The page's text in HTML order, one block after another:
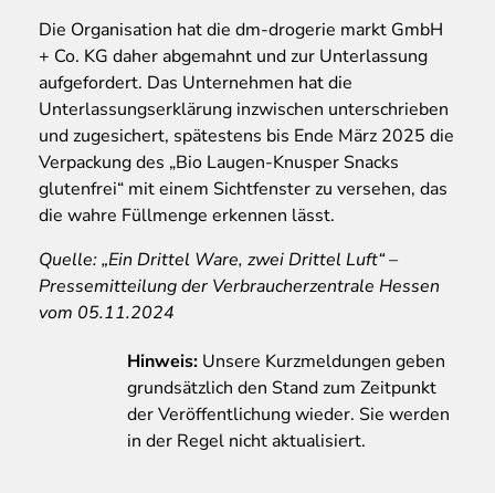
Die Organisation hat die dm-drogerie markt GmbH
+ Co. KG daher abgemahnt und zur Unterlassung
aufgefordert. Das Unternehmen hat die
Unterlassungserklärung inzwischen unterschrieben
und zugesichert, spätestens bis Ende März 2025 die
Verpackung des „Bio Laugen-Knusper Snacks
glutenfrei“ mit einem Sichtfenster zu versehen, das
die wahre Füllmenge erkennen lässt.
Quelle: „Ein Drittel Ware, zwei Drittel Luft“ –
Pressemitteilung der Verbraucherzentrale Hessen
vom 05.11.2024
Hinweis: Unsere Kurzmeldungen geben
grundsätzlich den Stand zum Zeitpunkt
der Veröffentlichung wieder. Sie werden
in der Regel nicht aktualisiert.